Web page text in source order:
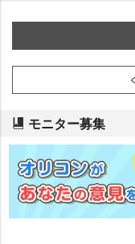
モニター募集